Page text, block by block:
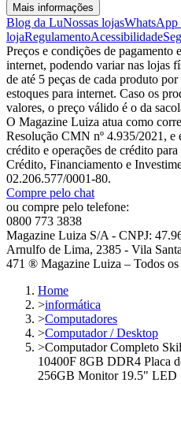
Mais informações
Blog da LuNossas lojasWhatsApp
lojaRegulamentoAcessibilidade
Preços e condições de pagamento
internet, podendo variar nas lojas
de até 5 peças de cada produto
estoques para internet. Caso os
valores, o preço válido é o da
O Magazine Luiza atua como
Resolução CMN nº 4.935/2021, e
crédito e operações de crédito
Crédito, Financiamento e
02.206.577/0001-80.
Compre pelo chat
ou compre pelo telefone:
0800 773 3838
Magazine Luiza S/A - CNPJ:
Arnulfo de Lima, 2385 - Vila
471 ® Magazine Luiza – Todos os
Home
>informática
>Computadores
>Computador / Desktop
>Computador Completo
10400F 8GB DDR4 Placa
256GB Monitor 19.5" LED